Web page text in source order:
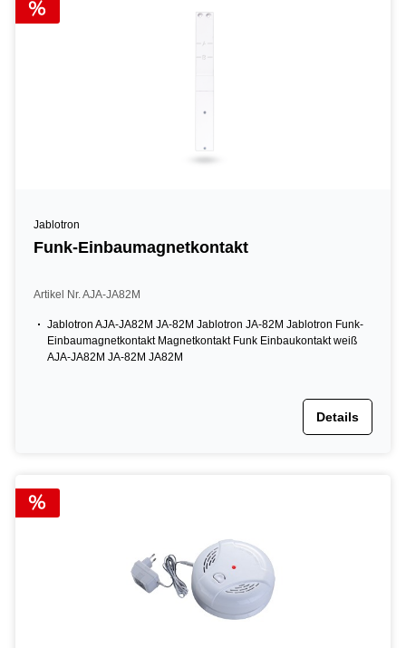
Jablotron
Funk-Einbaumagnetkontakt
Artikel Nr. AJA-JA82M
Jablotron AJA-JA82M JA-82M Jablotron JA-82M Jablotron Funk-
Einbaumagnetkontakt Magnetkontakt Funk Einbaukontakt weiß
AJA-JA82M JA-82M JA82M
Details